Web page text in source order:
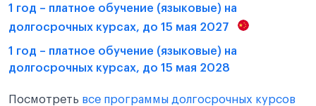
1 год – платное обучение (языковые) на
долгосрочных курсах, до 15 мая 2027
1 год – платное обучение (языковые) на
долгосрочных курсах, до 15 мая 2028
Посмотреть все программы долгосрочных курсов